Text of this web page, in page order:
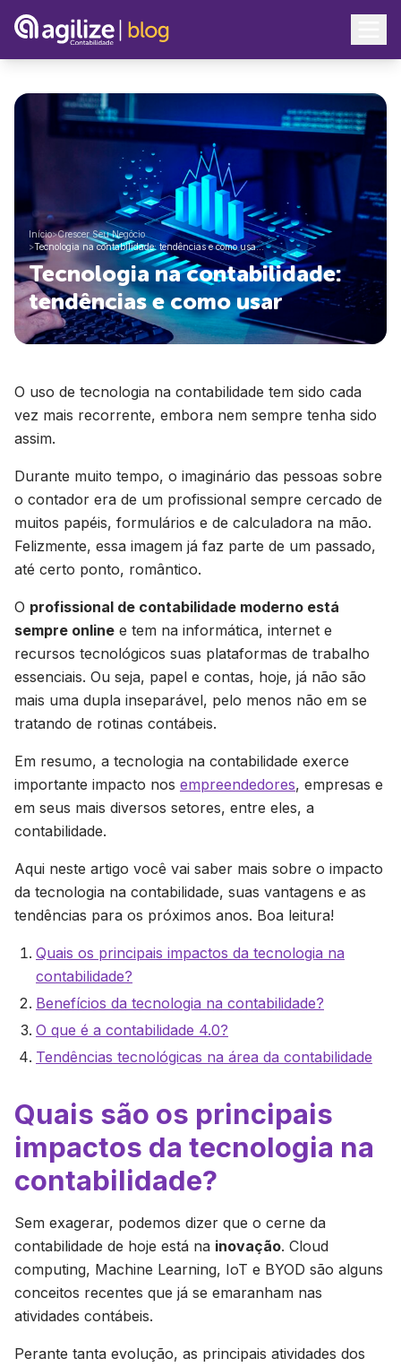
Início>Crescer Seu Negócio
>Tecnologia na contabilidade: tendências e como usa…
Tecnologia na contabilidade:
tendências e como usar
O uso de tecnologia na contabilidade tem sido cada
vez mais recorrente, embora nem sempre tenha sido
assim.
Durante muito tempo, o imaginário das pessoas sobre
o contador era de um profissional sempre cercado de
muitos papéis, formulários e de calculadora na mão.
Felizmente, essa imagem já faz parte de um passado,
até certo ponto, romântico.
O profissional de contabilidade moderno está
sempre online e tem na informática, internet e
recursos tecnológicos suas plataformas de trabalho
essenciais. Ou seja, papel e contas, hoje, já não são
mais uma dupla inseparável, pelo menos não em se
tratando de rotinas contábeis.
Em resumo, a tecnologia na contabilidade exerce
importante impacto nos empreendedores, empresas e
em seus mais diversos setores, entre eles, a
contabilidade.
Aqui neste artigo você vai saber mais sobre o impacto
da tecnologia na contabilidade, suas vantagens e as
tendências para os próximos anos. Boa leitura!
Quais os principais impactos da tecnologia na
contabilidade?
Benefícios da tecnologia na contabilidade?
O que é a contabilidade 4.0?
Tendências tecnológicas na área da contabilidade
Quais são os principais
impactos da tecnologia na
contabilidade?
Sem exagerar, podemos dizer que o cerne da
contabilidade de hoje está na inovação. Cloud
computing, Machine Learning, IoT e BYOD são alguns
conceitos recentes que já se emaranham nas
atividades contábeis.
Perante tanta evolução, as principais atividades dos